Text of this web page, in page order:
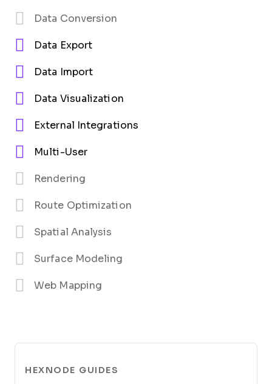
Data Conversion
Data Export
Data Import
Data Visualization
External Integrations
Multi-User
Rendering
Route Optimization
Spatial Analysis
Surface Modeling
Web Mapping
HEXNODE GUIDES